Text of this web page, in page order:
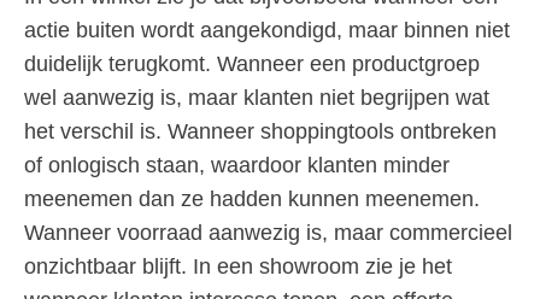
actie buiten wordt aangekondigd, maar binnen niet
duidelijk terugkomt. Wanneer een productgroep
wel aanwezig is, maar klanten niet begrijpen wat
het verschil is. Wanneer shoppingtools ontbreken
of onlogisch staan, waardoor klanten minder
meenemen dan ze hadden kunnen meenemen.
Wanneer voorraad aanwezig is, maar commercieel
onzichtbaar blijft. In een showroom zie je het